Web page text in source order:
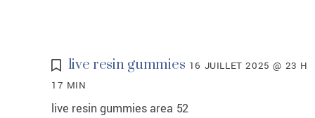
live resin gummies 16 JUILLET 2025 @ 23 H
17 MIN
live resin gummies area 52